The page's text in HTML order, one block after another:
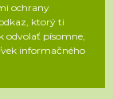
ochrany
ktorý ti
odvolať písomne,
informačného